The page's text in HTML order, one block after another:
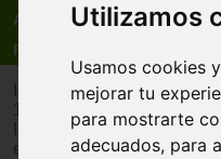
Utilizamos
Usamos cookies
mejorar tu
para mostrarte
adecuados, para
Actualidad
Registro
>Tienda>Juguetes
12 años
>Tienda>Juguetes
estrategia